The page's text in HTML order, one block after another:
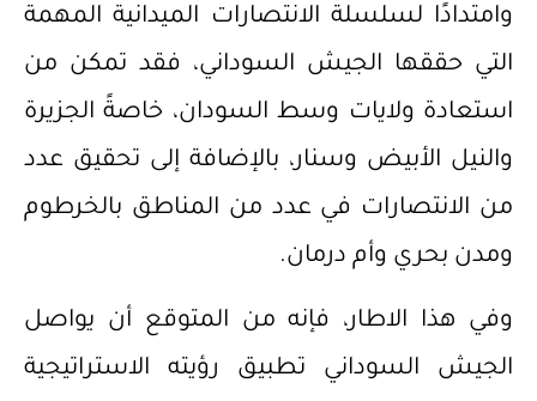
وامتدادًا لسلسلة الانتصارات الميدانية المهمة
التي حققها الجيش السوداني، فقد تمكن من
استعادة ولايات وسط السودان، خاصةً الجزيرة
والنيل الأبيض وسنار، بالإضافة إلى تحقيق عدد
من الانتصارات في عدد من المناطق بالخرطوم
ومدن بحري وأم درمان.
وفي هذا الاطار، فإنه من المتوقع أن يواصل
الجيش السوداني تطبيق رؤيته الاستراتيجية